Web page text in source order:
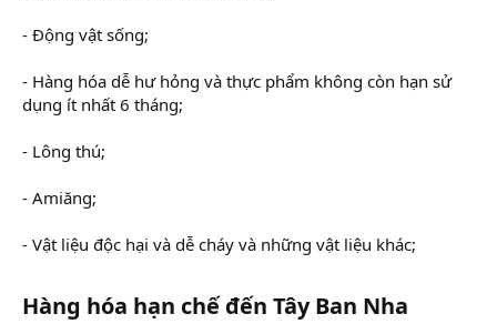
- Động vật sống;
- Hàng hóa dễ hư hỏng và thực phẩm không còn hạn sử
dụng ít nhất 6 tháng;
- Lông thú;
- Amiăng;
- Vật liệu độc hại và dễ cháy và những vật liệu khác;
Hàng hóa hạn chế đến Tây Ban Nha